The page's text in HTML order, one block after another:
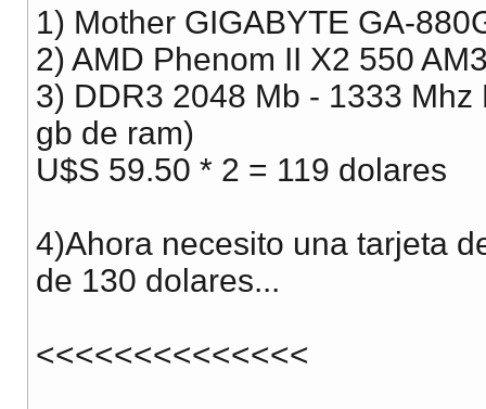
1) Mother GIGABYTE GA-
2) AMD Phenom II X2 550
3) DDR3 2048 Mb - 1333
gb de ram)
U$S 59.50 * 2 = 119 dolares
4)Ahora necesito una tarjeta
de 130 dolares...
<<<<<<<<<<<<<<